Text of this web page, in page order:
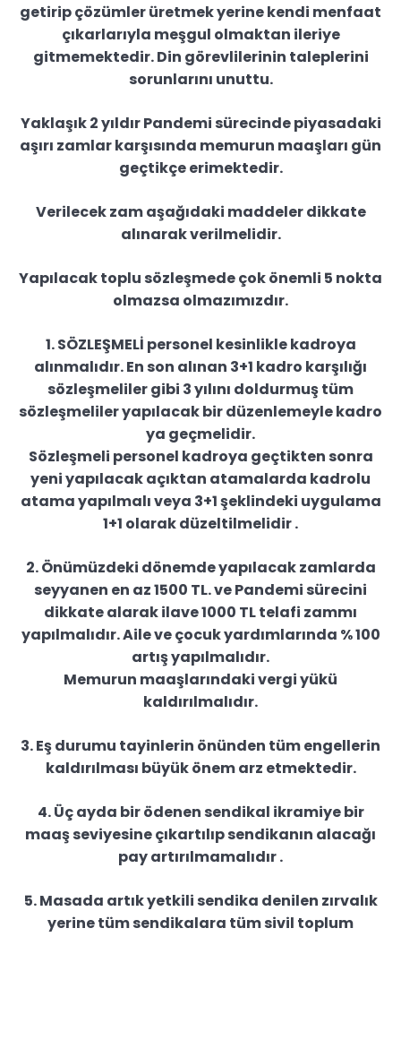
getirip çözümler üretmek yerine kendi menfaat
çıkarlarıyla meşgul olmaktan ileriye
gitmemektedir. Din görevlilerinin taleplerini
sorunlarını unuttu.
Yaklaşık 2 yıldır Pandemi sürecinde piyasadaki
aşırı zamlar karşısında memurun maaşları gün
geçtikçe erimektedir.
Verilecek zam aşağıdaki maddeler dikkate
alınarak verilmelidir.
Yapılacak toplu sözleşmede çok önemli 5 nokta
olmazsa olmazımızdır.
1. SÖZLEŞMELİ personel kesinlikle kadroya
alınmalıdır. En son alınan 3+1 kadro karşılığı
sözleşmeliler gibi 3 yılını doldurmuş tüm
sözleşmeliler yapılacak bir düzenlemeyle kadro
ya geçmelidir.
Sözleşmeli personel kadroya geçtikten sonra
yeni yapılacak açıktan atamalarda kadrolu
atama yapılmalı veya 3+1 şeklindeki uygulama
1+1 olarak düzeltilmelidir .
2. Önümüzdeki dönemde yapılacak zamlarda
seyyanen en az 1500 TL. ve Pandemi sürecini
dikkate alarak ilave 1000 TL telafi zammı
yapılmalıdır. Aile ve çocuk yardımlarında % 100
artış yapılmalıdır.
Memurun maaşlarındaki vergi yükü
kaldırılmalıdır.
3. Eş durumu tayinlerin önünden tüm engellerin
kaldırılması büyük önem arz etmektedir.
4. Üç ayda bir ödenen sendikal ikramiye bir
maaş seviyesine çıkartılıp sendikanın alacağı
pay artırılmamalıdır .
5. Masada artık yetkili sendika denilen zırvalık
yerine tüm sendikalara tüm sivil toplum